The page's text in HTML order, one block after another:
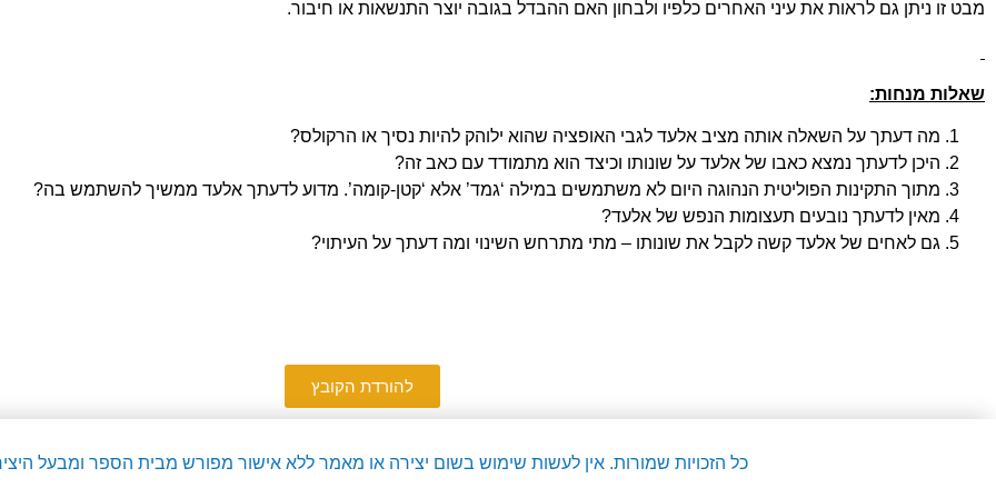
מבט זו ניתן גם לראות את עיני האחרים כלפיו ולבחון האם ההבדל בגובה יוצר התנשאות או חיבור.
שאלות מנחות:
מה דעתך על השאלה אותה מציב אלעד לגבי האופציה שהוא ילוהק להיות נסיך או הרקולס?
היכן לדעתך נמצא כאבו של אלעד על שונותו וכיצד הוא מתמודד עם כאב זה?
מתוך התקינות הפוליטית הנהוגה היום לא משתמשים במילה ‘גמד’ אלא ‘קטן-קומה’. מדוע לדעתך אלעד ממשיך להשתמש בה?
מאין לדעתך נובעים תעצומות הנפש של אלעד?
גם לאחים של אלעד קשה לקבל את שונותו – מתי מתרחש השינוי ומה דעתך על העיתוי?
להורדת הקובץ
כל הזכויות שמורות. אין לעשות שימוש בשום יצירה או מאמר ללא אישור מפורש מבית הספר ומבעל